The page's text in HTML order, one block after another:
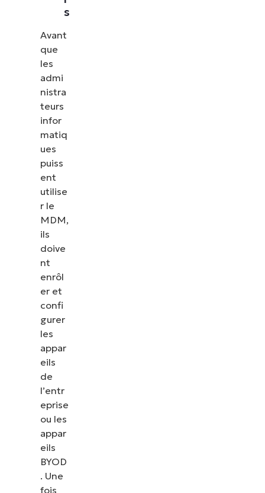
s
Avant
que
les
admi
nistra
teurs
infor
matiq
ues
puiss
ent
utilise
r le
MDM,
ils
doive
nt
enrôl
er et
confi
gurer
les
appar
eils
de
l’entr
eprise
ou les
appar
eils
BYOD
. Une
fois